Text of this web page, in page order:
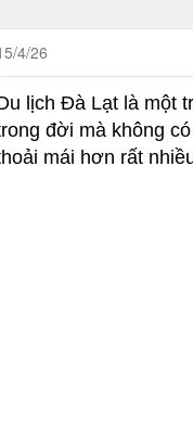
4/26
lịch Đà Lạt là một
đời mà không
mái hơn rất